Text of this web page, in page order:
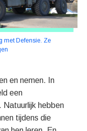
met Defensie. Ze
en nemen. In
een
Natuurlijk hebben
tijdens die